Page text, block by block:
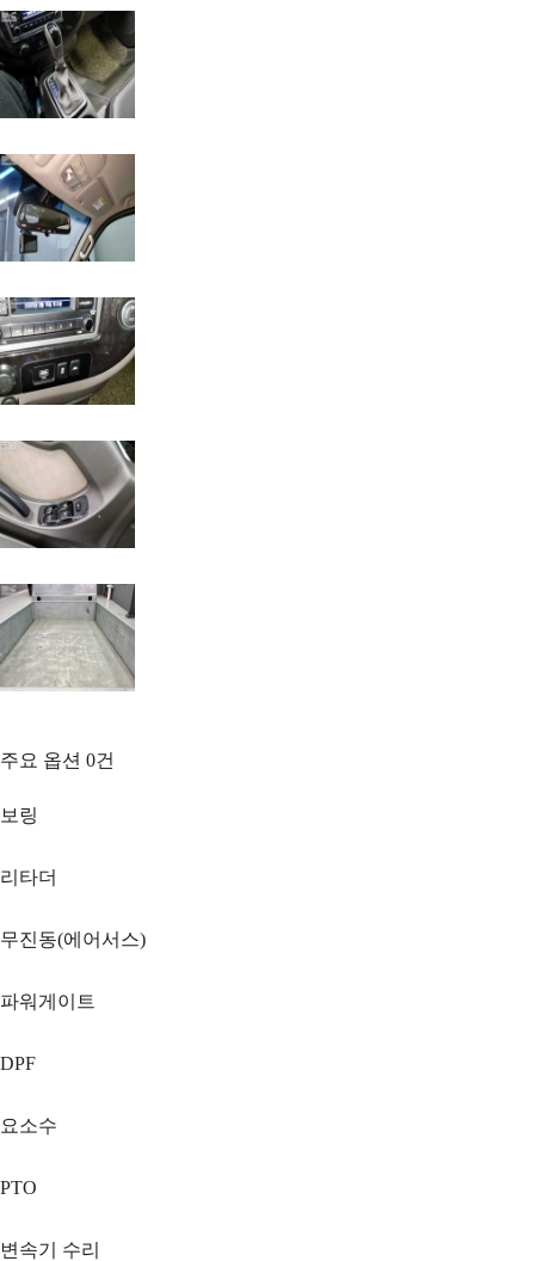
주요 옵션 0건
보링
리타더
무진동(에어서스)
파워게이트
DPF
요소수
PTO
변속기 수리